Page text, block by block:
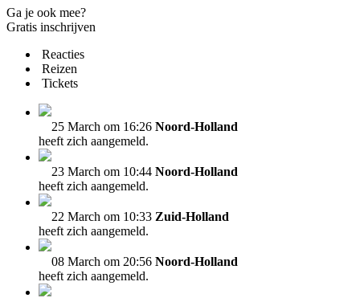
Ga je ook mee?
Gratis inschrijven
Reacties
Reizen
Tickets
25 March om 16:26 Noord-Holland
heeft zich aangemeld.
23 March om 10:44 Noord-Holland
heeft zich aangemeld.
22 March om 10:33 Zuid-Holland
heeft zich aangemeld.
08 March om 20:56 Noord-Holland
heeft zich aangemeld.